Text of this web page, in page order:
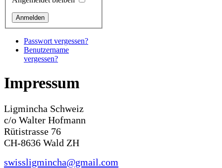
Passwort vergessen?
Benutzername
vergessen?
Impressum
Ligmincha Schweiz
c/o Walter Hofmann
Rütistrasse 76
CH-8636 Wald ZH
swissligmincha@gmail.com